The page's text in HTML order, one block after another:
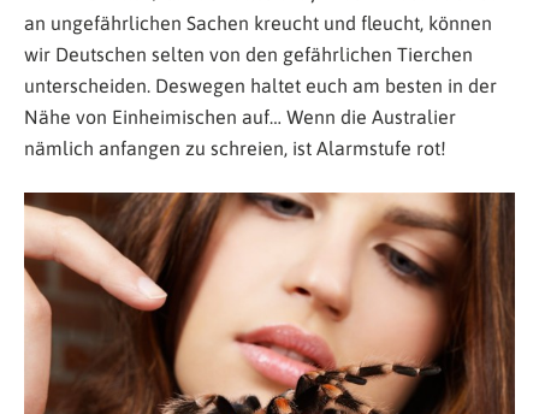
an ungefährlichen Sachen kreucht und fleucht, können
wir Deutschen selten von den gefährlichen Tierchen
unterscheiden. Deswegen haltet euch am besten in der
Nähe von Einheimischen auf… Wenn die Australier
nämlich anfangen zu schreien, ist Alarmstufe rot!